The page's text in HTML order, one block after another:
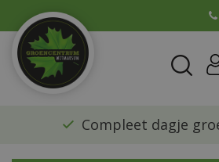
a
​Compleet dagje